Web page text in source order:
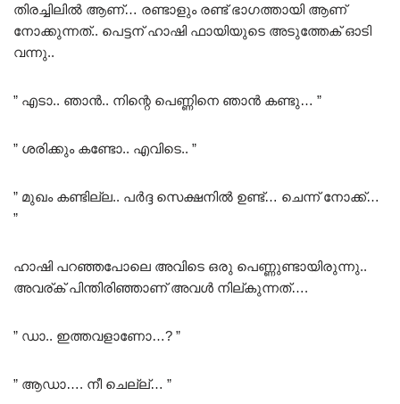
തിരച്ചിലിൽ ആണ്… രണ്ടാളും രണ്ട് ഭാഗത്തായി ആണ്
നോക്കുന്നത്.. പെട്ടന് ഹാഷി ഫായിയുടെ അടുത്തേക് ഓടി
വന്നു..
” എടാ.. ഞാൻ.. നിന്റെ പെണ്ണിനെ ഞാൻ കണ്ടു… ”
” ശരിക്കും കണ്ടോ.. എവിടെ.. ”
” മുഖം കണ്ടില്ല.. പർദ്ദ സെക്ഷനിൽ ഉണ്ട്… ചെന്ന് നോക്ക്…
”
ഹാഷി പറഞ്ഞപോലെ അവിടെ ഒരു പെണ്ണുണ്ടായിരുന്നു..
അവര്ക് പിന്തിരിഞ്ഞാണ് അവൾ നില്കുന്നത്….
” ഡാ.. ഇത്തവളാണോ…? ”
” ആഡാ…. നീ ചെല്ല്… ”